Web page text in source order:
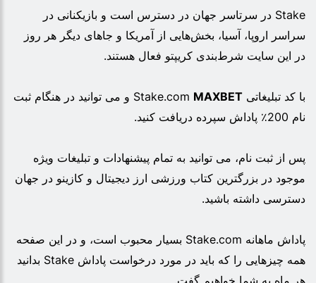
Stake در سرتاسر جهان در دسترس است و بازیکنانی در
سراسر اروپا، آسیا، بخش‌هایی از آمریکا و جاهای دیگر هر روز
در این سایت شرط‌بندی کریپتو فعال هستند.
با کد تبلیغاتی Stake.com MAXBET
و می توانید در هنگام ثبت
نام 200٪ پاداش سپرده دریافت کنید.
پس از ثبت نام، می توانید به تمام پیشنهادات و تبلیغات ویژه
موجود در بزرگترین کتاب ورزشی ارز دیجیتال و کازینو در جهان
دسترسی داشته باشید.
پاداش ماهانه Stake.com بسیار محبوب است، و در این صفحه
همه چیزهایی را که باید در مورد درخواست پاداش Stake بدانید